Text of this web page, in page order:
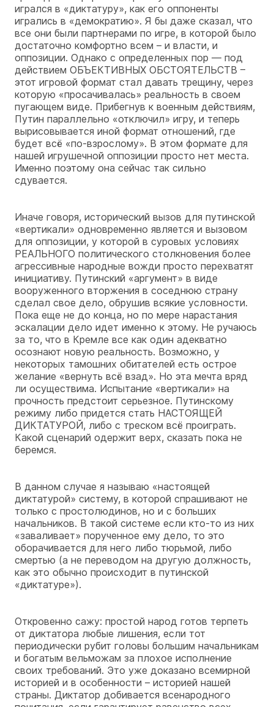
игрался в «диктатуру», как его оппоненты
игрались в «демократию». Я бы даже сказал, что
все они были партнерами по игре, в которой было
достаточно комфортно всем – и власти, и
оппозиции. Однако с определенных пор — под
действием ОБЪЕКТИВНЫХ ОБСТОЯТЕЛЬСТВ –
этот игровой формат стал давать трещину, через
которую «просачивалась» реальность в своем
пугающем виде. Прибегнув к военным действиям,
Путин параллельно «отключил» игру, и теперь
вырисовывается иной формат отношений, где
будет всё «по-взрослому». В этом формате для
нашей игрушечной оппозиции просто нет места.
Именно поэтому она сейчас так сильно
сдувается.
Иначе говоря, исторический вызов для путинской
«вертикали» одновременно является и вызовом
для оппозиции, у которой в суровых условиях
РЕАЛЬНОГО политического столкновения более
агрессивные народные вожди просто перехватят
инициативу. Путинский «аргумент» в виде
вооруженного вторжения в соседнюю страну
сделал свое дело, обрушив всякие условности.
Пока еще не до конца, но по мере нарастания
эскалации дело идет именно к этому. Не ручаюсь
за то, что в Кремле все как один адекватно
осознают новую реальность. Возможно, у
некоторых тамошних обитателей есть острое
желание «вернуть всё взад». Но эта мечта вряд
ли осуществима. Испытание «вертикали» на
прочность предстоит серьезное. Путинскому
режиму либо придется стать НАСТОЯЩЕЙ
ДИКТАТУРОЙ, либо с треском всё проиграть.
Какой сценарий одержит верх, сказать пока не
беремся.
В данном случае я называю «настоящей
диктатурой» систему, в которой спрашивают не
только с простолюдинов, но и с больших
начальников. В такой системе если кто-то из них
«заваливает» порученное ему дело, то это
оборачивается для него либо тюрьмой, либо
смертью (а не переводом на другую должность,
как это обычно происходит в путинской
«диктатуре»).
Откровенно сажу: простой народ готов терпеть
от диктатора любые лишения, если тот
периодически рубит головы большим начальникам
и богатым вельможам за плохое исполнение
своих требований. Это уже доказано всемирной
историей и в особенности – историей нашей
страны. Диктатор добивается всенародного